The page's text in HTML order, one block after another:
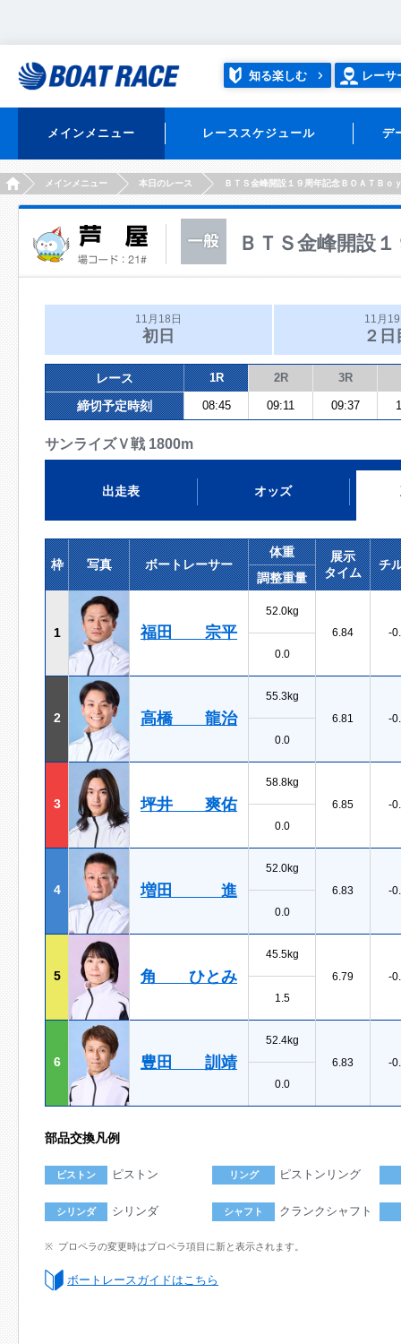
知る楽しむ レーサ
メインメニュー レーススケジュール デ
HOMEメインメニュー 本日のレース ＢＴＳ金峰開設１９周年記念ＢＯＡＴＢｏ
ＢＴＳ金峰開設
11月18日
初日
11月
２日
レース 1R 2R 3R
締切予定時刻 08:45 09:11 09:37
サンライズＶ戦 1800m
出走表 オッズ
枠 写真 ボートレーサー
体重
展示
タイム
チ
調整重量
1 福田 宗平
52.0kg
6.84
-
0.0
2 高橋 龍治
55.3kg
6.81
-
0.0
3 坪井 爽佑
58.8kg
6.85
-
0.0
4 増田 進
52.0kg
6.83
-
0.0
5 角 ひとみ
45.5kg
6.79
-
1.5
6 豊田 訓靖
52.4kg
6.83
-
0.0
部品交換凡例
ピストン ピストン リング ピストンリング
シリンダ シリンダ シャフト クランクシャフト
プロペラの変更時はプロペラ項目に新と表示されます。
ボートレースガイドはこちら